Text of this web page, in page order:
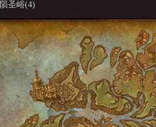
陨圣峪(4)